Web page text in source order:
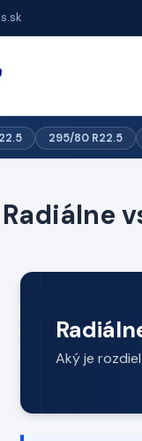
295/80 R22.5
Radiálne
Aký je